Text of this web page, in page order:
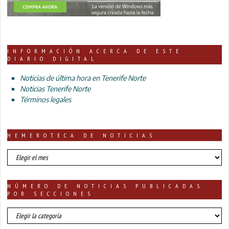
INFORMACIÓN ACERCA DE ESTE
DIARIO DIGITAL
Noticias de última hora en Tenerife Norte
Noticias Tenerife Norte
Términos legales
HEMEROTECA DE NOTICIAS
HEMEROTECA
DE
NÚMERO DE NOTICIAS PUBLICADAS
POR SECCIONES
número
de